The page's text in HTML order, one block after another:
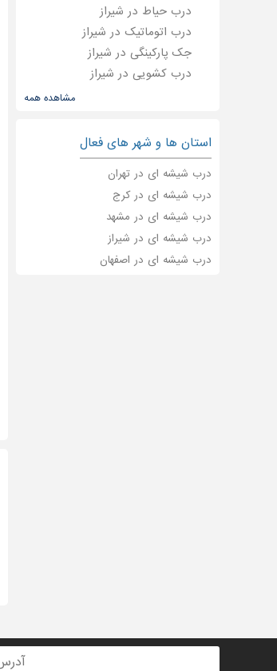
درب حیاط در شیراز
درب اتوماتیک در شیراز
جک پارکینگی در شیراز
درب کشویی در شیراز
نمای شیشه ای در شیراز
شیشه ساختمانی در شیراز
شیشه دو جداره در شیراز
درب فرفورژه در شیراز
درب در شیراز
درب آسانسور در شیراز
نصب درب اتوماتیک در شیراز
مشاهده همه
استان ها و شهر های فعال
درب شیشه ای در تهران
درب شیشه ای در کرج
درب شیشه ای در مشهد
درب شیشه ای در شیراز
درب شیشه ای در اصفهان